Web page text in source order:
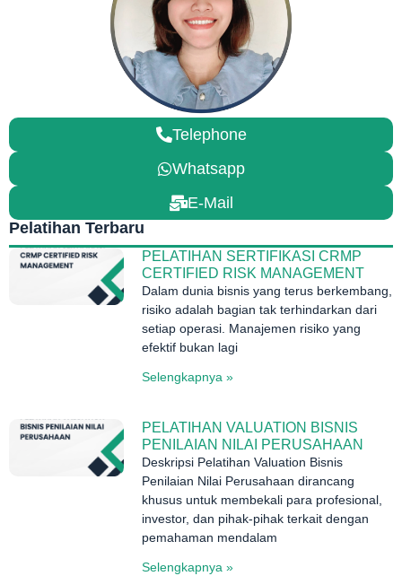
Telephone
Whatsapp
E-Mail
Pelatihan Terbaru
PELATIHAN SERTIFIKASI CRMP
CERTIFIED RISK MANAGEMENT
Dalam dunia bisnis yang terus berkembang,
risiko adalah bagian tak terhindarkan dari
setiap operasi. Manajemen risiko yang
efektif bukan lagi
Selengkapnya »
PELATIHAN VALUATION BISNIS
PENILAIAN NILAI PERUSAHAAN
Deskripsi Pelatihan Valuation Bisnis
Penilaian Nilai Perusahaan dirancang
khusus untuk membekali para profesional,
investor, dan pihak-pihak terkait dengan
pemahaman mendalam
Selengkapnya »